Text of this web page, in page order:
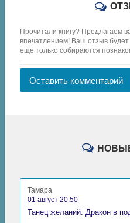
Прочитали книгу? Предлагаем
впечатлением! Ваш отзыв
еще только собираются
Оставить комментарий
Тамара
01 август 20:50
Танец желаний. Дракон в